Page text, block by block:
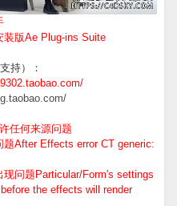
装版Ae Plug-ins Suite
持）：
任何来源问题
题After Effects error CT generic:
现问题Particular/Form's settings
the effects will render